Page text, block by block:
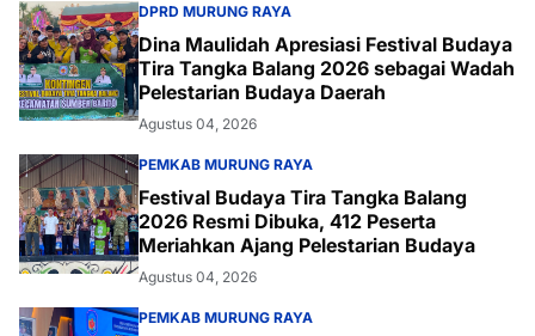
DPRD MURUNG RAYA
Dina Maulidah Apresiasi Festival Budaya
Tira Tangka Balang 2026 sebagai Wadah
Pelestarian Budaya Daerah
Agustus 04, 2026
PEMKAB MURUNG RAYA
Festival Budaya Tira Tangka Balang
2026 Resmi Dibuka, 412 Peserta
Meriahkan Ajang Pelestarian Budaya
Agustus 04, 2026
PEMKAB MURUNG RAYA